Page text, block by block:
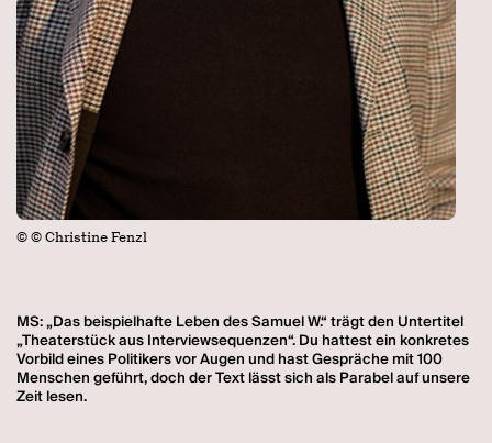
© © Christine Fenzl
MS: „Das beispielhafte Leben des Samuel W.“ trägt den Untertitel
„Theaterstück aus Interviewsequenzen“. Du hattest ein konkretes
Vorbild eines Politikers vor Augen und hast Gespräche mit 100
Menschen geführt, doch der Text lässt sich als Parabel auf unsere
Zeit lesen.